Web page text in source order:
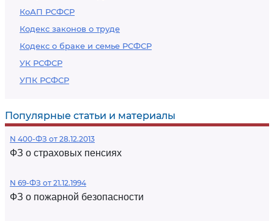
КоАП РСФСР
Кодекс законов о труде
Кодекс о браке и семье РСФСР
УК РСФСР
УПК РСФСР
Популярные статьи и материалы
N 400-ФЗ от 28.12.2013
ФЗ о страховых пенсиях
N 69-ФЗ от 21.12.1994
ФЗ о пожарной безопасности